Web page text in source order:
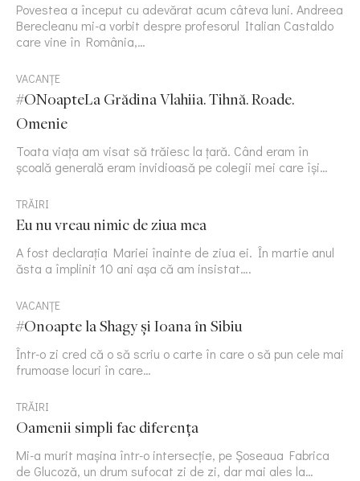
Povestea a început cu adevărat acum câteva luni. Andreea
Berecleanu mi-a vorbit despre profesorul Italian Castaldo
care vine în România,…
VACANȚE
#ONoapteLa Grădina Vlahiia. Tihnă. Roade.
Omenie
Toata viața am visat să trăiesc la țară. Când eram în
școală generală eram invidioasă pe colegii mei care își…
TRĂIRI
Eu nu vreau nimic de ziua mea
A fost declarația Mariei înainte de ziua ei. În martie anul
ăsta a împlinit 10 ani așa că am insistat….
VACANȚE
#Onoapte la Shagy și Ioana în Sibiu
Într-o zi cred că o să scriu o carte în care o să pun cele mai
frumoase locuri în care…
TRĂIRI
Oamenii simpli fac diferența
Mi-a murit mașina într-o intersecție, pe Șoseaua Fabrica
de Glucoză, un drum sufocat zi de zi, dar mai ales la…